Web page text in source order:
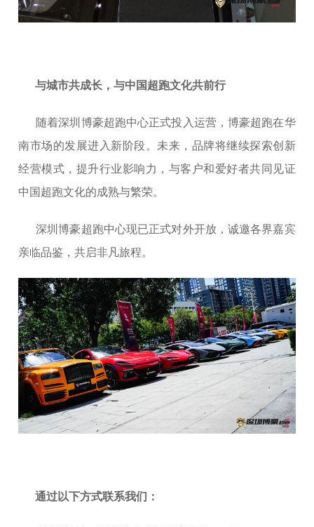
与城市共成长，与中国超跑文化共前行
随着深圳博豪超跑中心正式投入运营，博豪超跑在华
南市场的发展进入新阶段。未来，品牌将继续探索创新
经营模式，提升行业影响力，与客户和爱好者共同见证
中国超跑文化的成熟与繁荣。
深圳博豪超跑中心现已正式对外开放，诚邀各界嘉宾
亲临品鉴，共启非凡旅程。
通过以下方式联系我们：